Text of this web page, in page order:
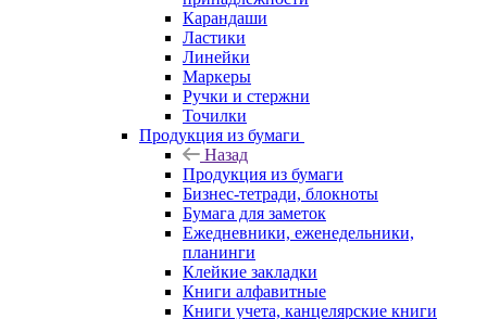
Карандаши
Ластики
Линейки
Маркеры
Ручки и стержни
Точилки
Продукция из бумаги
Назад
Продукция из бумаги
Бизнес-тетради, блокноты
Бумага для заметок
Ежедневники, еженедельники,
планинги
Клейкие закладки
Книги алфавитные
Книги учета, канцелярские книги